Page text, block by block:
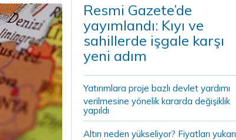
Resmi Gazete’de
yayımlandı: Kıyı ve
sahillerde işgale karşı
yeni adım
Yatırımlara proje bazlı devlet yardımı
verilmesine yönelik kararda değişiklik
yapıldı
Altın neden yükseliyor? Fiyatları yukarı